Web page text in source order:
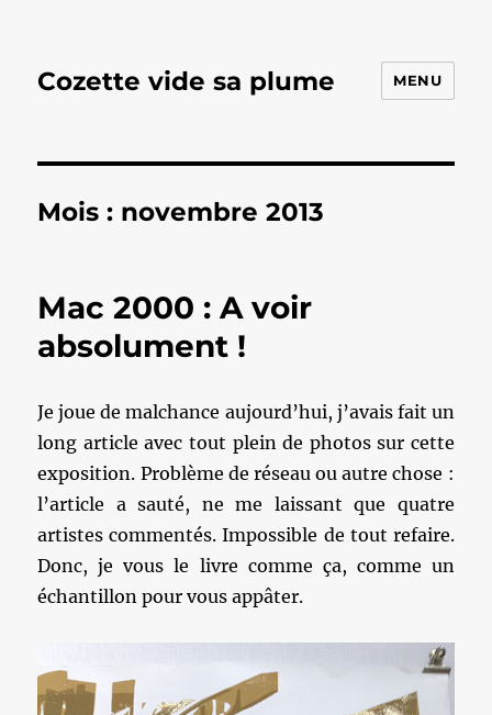
Cozette vide sa plume MENU
Mois : novembre 2013
Mac 2000 : A voir
absolument !
Je joue de malchance aujourd’hui, j’avais fait un
long article avec tout plein de photos sur cette
exposition. Problème de réseau ou autre chose :
l’article a sauté, ne me laissant que quatre
artistes commentés. Impossible de tout refaire.
Donc, je vous le livre comme ça, comme un
échantillon pour vous appâter.